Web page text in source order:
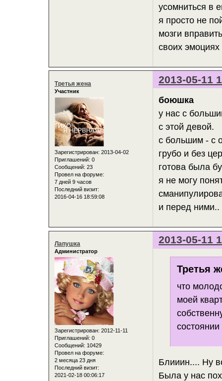
усомниться в
я просто не
мозги
своих
2013-05-11
Третья жена
Участник
Зарегистрирован: 2013-04-02
Приглашений: 0
Сообщений: 23
Провел на форуме:
7 дней 9 часов
Последний визит:
2016-04-16 18:59:08
боюшка
у нас с
с этой девой.
с большим - с
грубо и без
готова была
я не могу
и перед ними..
2013-05-11
Лапушка
Администратор
Зарегистрирован: 2012-11-11
Приглашений: 0
Сообщений: 10429
Провел на форуме:
2 месяца 23 дня
Последний визит:
2021-02-18 00:06:17
Третья
что
моей
Блииин.... Ну
Была у нас